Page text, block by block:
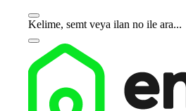
Kelime, semt veya ilan no ile ara...